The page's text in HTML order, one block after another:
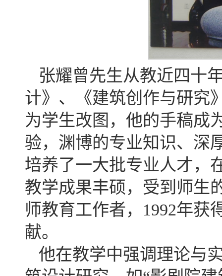
张耀曾先生从教近四十
计》、《建筑创作与研究
为学生改图，他的手稿成
验，渊博的专业知识、深
培养了一大批专业人才，
教学成果丰硕，受到师生
师教育工作者，1992年获
献。
他在教学中强调理论与